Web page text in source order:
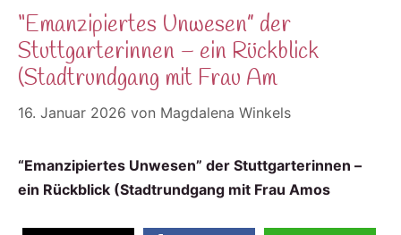
“Emanzipiertes Unwesen” der
Stuttgarterinnen – ein Rückblick
(Stadtrundgang mit Frau Am
16. Januar 2026 von Magdalena Winkels
“Emanzipiertes Unwesen” der Stuttgarterinnen –
ein Rückblick (Stadtrundgang mit Frau Amos